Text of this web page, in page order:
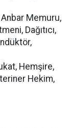
Anbar Memuru,
Dağıtıcı,
Hemşire,
Hekim,